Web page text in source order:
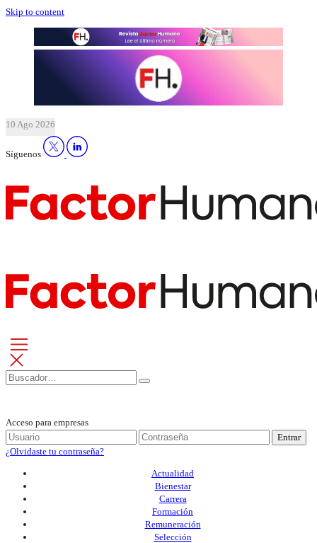
Skip to content
10 Ago 2026
Síguenos
Acceso para empresas
Entrar
¿Olvidaste tu contraseña?
Actualidad
Bienestar
Carrera
Formación
Remuneración
Selección